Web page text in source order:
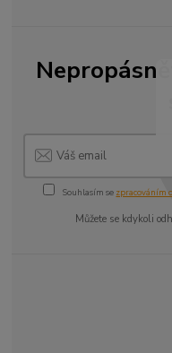
Souhlasím se zpracováním
Můžete se kdykoli